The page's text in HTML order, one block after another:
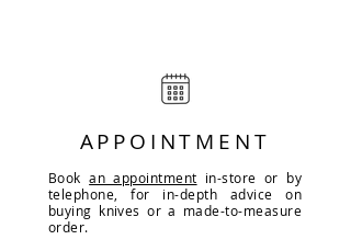
APPOINTMENT
Bookan appointment in-store or by
telephone, for in-depth advice on
buying knives or a made-to-measure
order.